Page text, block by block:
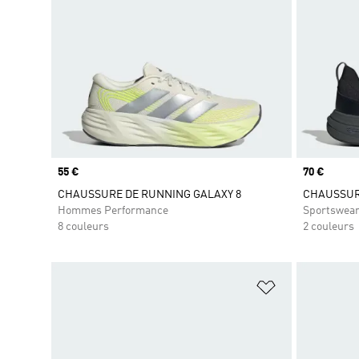
Prix
55 €
CHAUSSURE DE RUNNING GALAXY 8
Hommes Performance
8 couleurs
Prix
70 €
Sportswear
2 couleurs